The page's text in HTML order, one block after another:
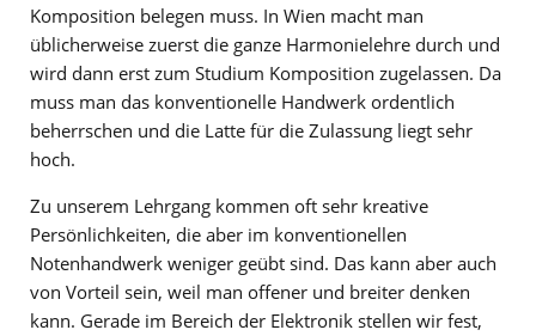
Komposition belegen muss. In Wien macht man
üblicherweise zuerst die ganze Harmonielehre durch und
wird dann erst zum Studium Komposition zugelassen. Da
muss man das konventionelle Handwerk ordentlich
beherrschen und die Latte für die Zulassung liegt sehr
hoch.
Zu unserem Lehrgang kommen oft sehr kreative
Persönlichkeiten, die aber im konventionellen
Notenhandwerk weniger geübt sind. Das kann aber auch
von Vorteil sein, weil man offener und breiter denken
kann. Gerade im Bereich der Elektronik stellen wir fest,